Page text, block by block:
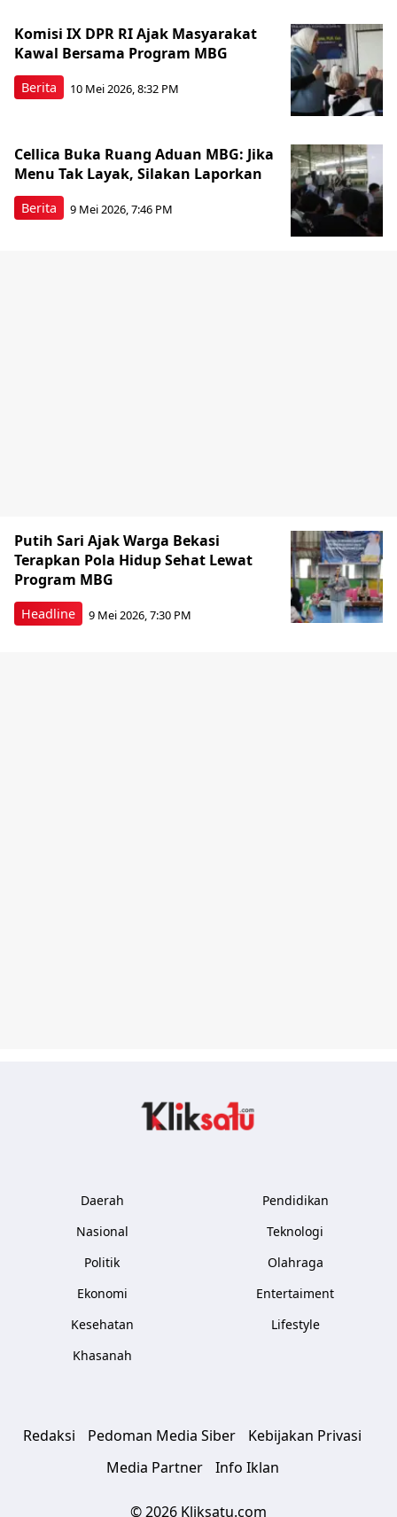
Berita
Komisi IX DPR RI Ajak Masyarakat
Kawal Bersama Program MBG
10 Mei 2026, 8:32 PM
Berita
Cellica Buka Ruang Aduan MBG: Jika
Menu Tak Layak, Silakan Laporkan
9 Mei 2026, 7:46 PM
Headline
Putih Sari Ajak Warga Bekasi
Terapkan Pola Hidup Sehat Lewat
Program MBG
9 Mei 2026, 7:30 PM
Daerah
Nasional
Politik
Ekonomi
Kesehatan
Khasanah
Pendidikan
Teknologi
Olahraga
Entertaiment
Lifestyle
Redaksi Pedoman Media Siber
Kebijakan Privasi
Media Partner
Info Iklan
© 2026 Kliksatu.com